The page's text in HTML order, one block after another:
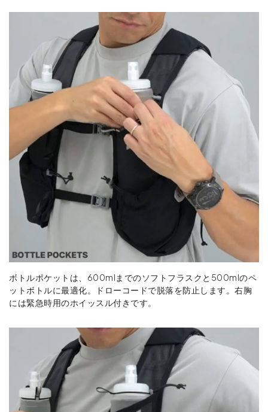
ボトルポケットは、600mlまでのソフトフラスクと500mlのペ
ットボトルに最適化。ドローコードで脱落を防止します。右胸
には緊急時用のホイッスル付きです。